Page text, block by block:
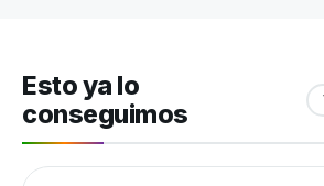
Esto ya lo
conseguimos